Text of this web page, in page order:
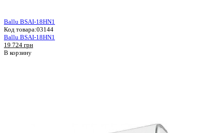
Ballu BSAI-18HN1
Код товара:03144
Ballu BSAI-18HN1
19 724 грн
В корзину